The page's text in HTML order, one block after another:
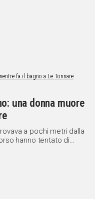
una donna muore
a pochi metri dalla
hanno tentato di
vano